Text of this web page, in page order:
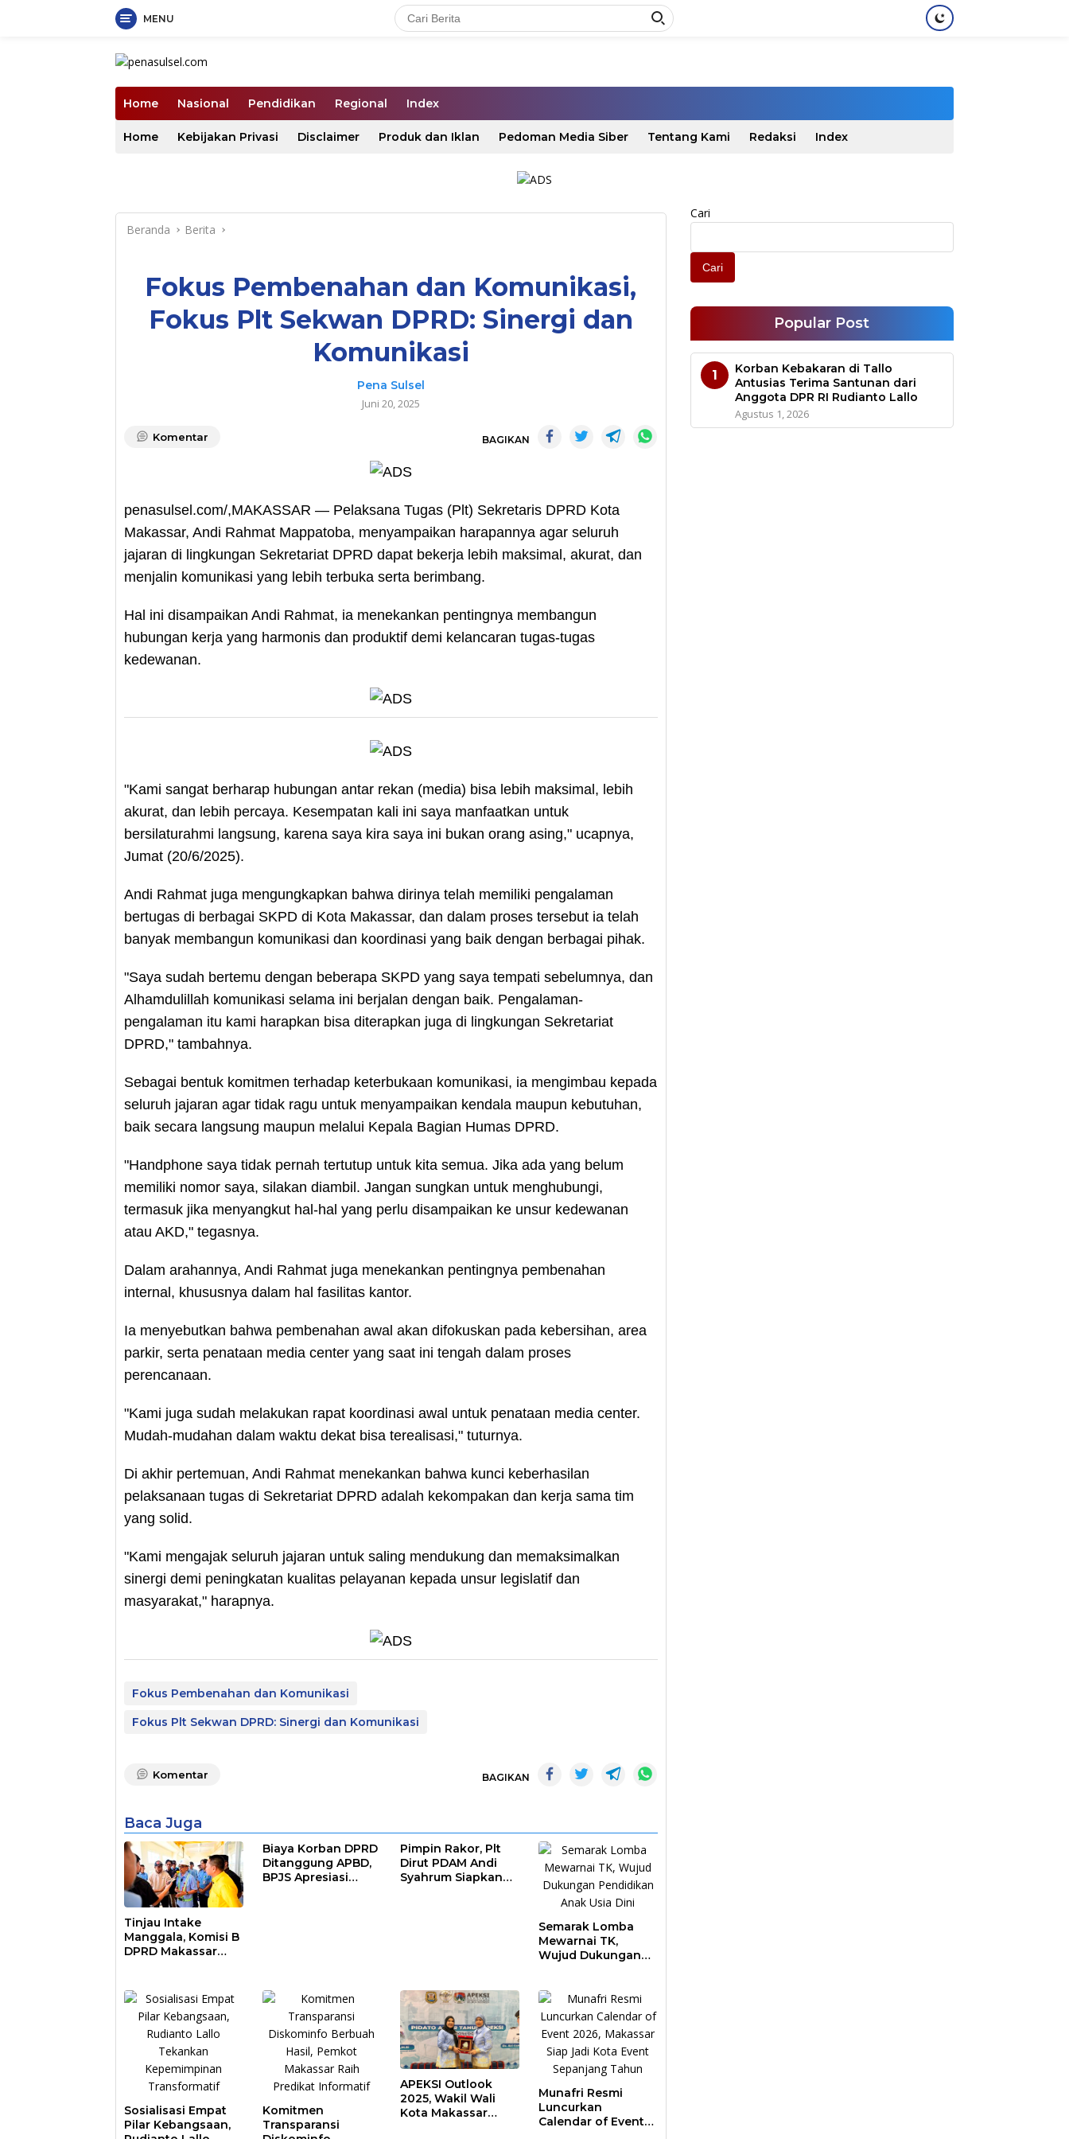
MENU
Home Nasional Pendidikan Regional Index
Home Kebijakan Privasi Disclaimer Produk dan Iklan Pedoman Media Siber Tentang Kami Redaksi Index
Beranda Berita
Fokus Pembenahan dan Komunikasi,
Fokus Plt Sekwan DPRD: Sinergi dan
Komunikasi
Pena Sulsel
Juni 20, 2025
Komentar BAGIKAN
penasulsel.com/,MAKASSAR — Pelaksana Tugas (Plt) Sekretaris DPRD Kota
Makassar, Andi Rahmat Mappatoba, menyampaikan harapannya agar seluruh
jajaran di lingkungan Sekretariat DPRD dapat bekerja lebih maksimal, akurat, dan
menjalin komunikasi yang lebih terbuka serta berimbang.
Hal ini disampaikan Andi Rahmat, ia menekankan pentingnya membangun
hubungan kerja yang harmonis dan produktif demi kelancaran tugas-tugas
kedewanan.
"Kami sangat berharap hubungan antar rekan (media) bisa lebih maksimal, lebih
akurat, dan lebih percaya. Kesempatan kali ini saya manfaatkan untuk
bersilaturahmi langsung, karena saya kira saya ini bukan orang asing," ucapnya,
Jumat (20/6/2025).
Andi Rahmat juga mengungkapkan bahwa dirinya telah memiliki pengalaman
bertugas di berbagai SKPD di Kota Makassar, dan dalam proses tersebut ia telah
banyak membangun komunikasi dan koordinasi yang baik dengan berbagai pihak.
"Saya sudah bertemu dengan beberapa SKPD yang saya tempati sebelumnya, dan
Alhamdulillah komunikasi selama ini berjalan dengan baik. Pengalaman-
pengalaman itu kami harapkan bisa diterapkan juga di lingkungan Sekretariat
DPRD," tambahnya.
Sebagai bentuk komitmen terhadap keterbukaan komunikasi, ia mengimbau kepada
seluruh jajaran agar tidak ragu untuk menyampaikan kendala maupun kebutuhan,
baik secara langsung maupun melalui Kepala Bagian Humas DPRD.
"Handphone saya tidak pernah tertutup untuk kita semua. Jika ada yang belum
memiliki nomor saya, silakan diambil. Jangan sungkan untuk menghubungi,
termasuk jika menyangkut hal-hal yang perlu disampaikan ke unsur kedewanan
atau AKD," tegasnya.
Dalam arahannya, Andi Rahmat juga menekankan pentingnya pembenahan
internal, khususnya dalam hal fasilitas kantor.
Ia menyebutkan bahwa pembenahan awal akan difokuskan pada kebersihan, area
parkir, serta penataan media center yang saat ini tengah dalam proses
perencanaan.
"Kami juga sudah melakukan rapat koordinasi awal untuk penataan media center.
Mudah-mudahan dalam waktu dekat bisa terealisasi," tuturnya.
Di akhir pertemuan, Andi Rahmat menekankan bahwa kunci keberhasilan
pelaksanaan tugas di Sekretariat DPRD adalah kekompakan dan kerja sama tim
yang solid.
"Kami mengajak seluruh jajaran untuk saling mendukung dan memaksimalkan
sinergi demi peningkatan kualitas pelayanan kepada unsur legislatif dan
masyarakat," harapnya.
Fokus Pembenahan dan Komunikasi
Fokus Plt Sekwan DPRD: Sinergi dan Komunikasi
Komentar BAGIKAN
Baca Juga
Tinjau Intake
Manggala, Komisi B
DPRD Makassar
Biaya Korban DPRD
Ditanggung APBD,
BPJS Apresiasi
Pimpin Rakor, Plt
Dirut PDAM Andi
Syahrum Siapkan
Semarak Lomba
Mewarnai TK,
Wujud Dukungan
Sosialisasi Empat
Pilar Kebangsaan,
Komitmen
Transparansi
APEKSI Outlook
2025, Wakil Wali
Kota Makassar
Munafri Resmi
Luncurkan
Calendar of Event
Cari
Cari
Popular Post
1
Korban Kebakaran di Tallo
Antusias Terima Santunan dari
Anggota DPR RI Rudianto Lallo
Agustus 1, 2026